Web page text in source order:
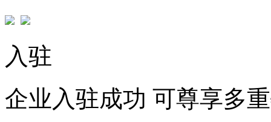
入驻
企业入驻成功 可尊享多